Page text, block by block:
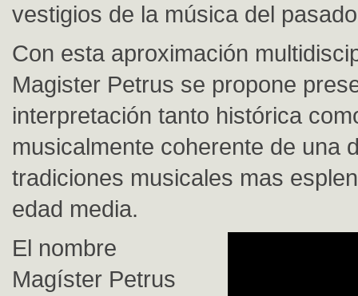
vestigios de la música del
Con esta aproximación
Magister Petrus se propone
interpretación tanto histórica
musicalmente coherente de una
tradiciones musicales mas
edad media.
El nombre
Magíster Petrus